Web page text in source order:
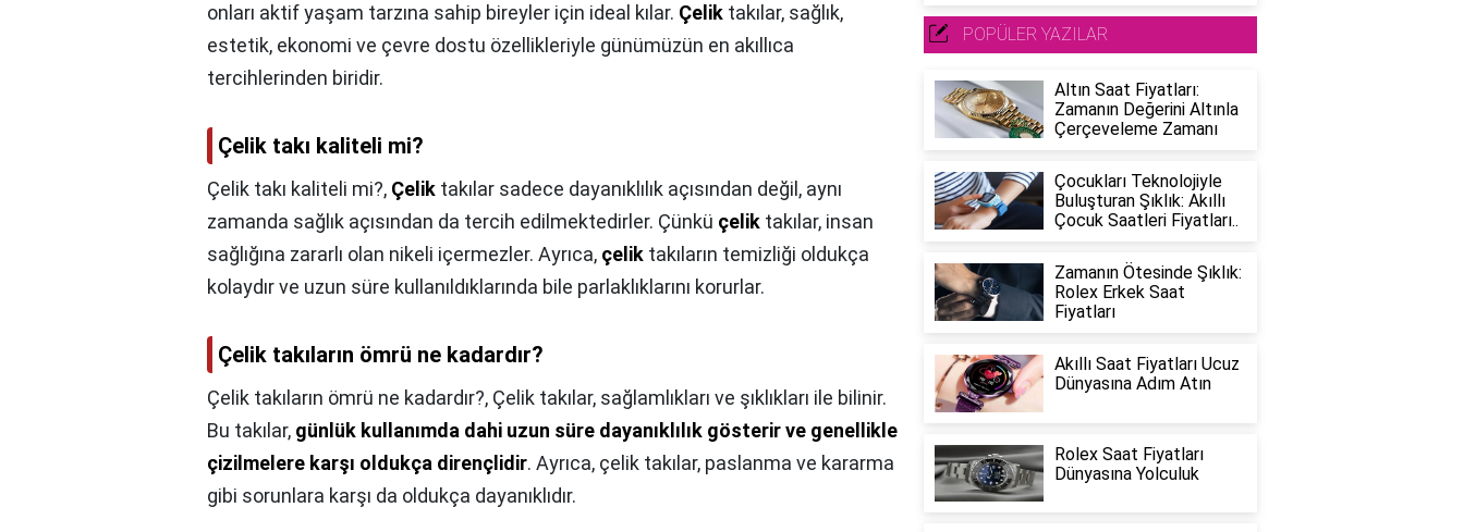
onları aktif yaşam tarzına sahip bireyler için ideal kılar. Çelik takılar, sağlık,
estetik, ekonomi ve çevre dostu özellikleriyle günümüzün en akıllıca
tercihlerinden biridir.
Çelik takı kaliteli mi?
Çelik takı kaliteli mi?, Çelik takılar sadece dayanıklılık açısından değil, aynı
zamanda sağlık açısından da tercih edilmektedirler. Çünkü çelik takılar, insan
sağlığına zararlı olan nikeli içermezler. Ayrıca, çelik takıların temizliği oldukça
kolaydır ve uzun süre kullanıldıklarında bile parlaklıklarını korurlar.
Çelik takıların ömrü ne kadardır?
Çelik takıların ömrü ne kadardır?, Çelik takılar, sağlamlıkları ve şıklıkları ile bilinir.
Bu takılar, günlük kullanımda dahi uzun süre dayanıklılık gösterir ve genellikle
çizilmelere karşı oldukça dirençlidir. Ayrıca, çelik takılar, paslanma ve kararma
gibi sorunlara karşı da oldukça dayanıklıdır.
POPÜLER YAZILAR
Altın Saat Fiyatları:
Zamanın Değerini Altınla
Çerçeveleme Zamanı
Çocukları Teknolojiyle
Buluşturan Şıklık: Akıllı
Çocuk Saatleri Fiyatları..
Zamanın Ötesinde Şıklık:
Rolex Erkek Saat
Fiyatları
Akıllı Saat Fiyatları Ucuz
Dünyasına Adım Atın
Rolex Saat Fiyatları
Dünyasına Yolculuk